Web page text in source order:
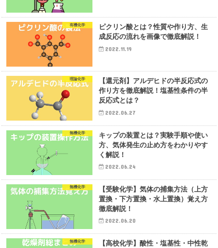
有機化学
ピクリン酸とは？性質や作り方、生
成反応の流れを画像で徹底解説！
2022.11.19
理論化学
【還元剤】アルデヒドの半反応式の
作り方を徹底解説！塩基性条件の半
反応式とは？
2022.06.27
無機化学
キップの装置とは？実験手順や使い
方、気体発生の止め方をわかりやす
く解説！
2022.06.24
無機化学
【受験化学】気体の捕集方法（上方
置換・下方置換・水上置換）覚え方
徹底解説！
2022.06.20
無機化学
【高校化学】酸性・塩基性・中性乾